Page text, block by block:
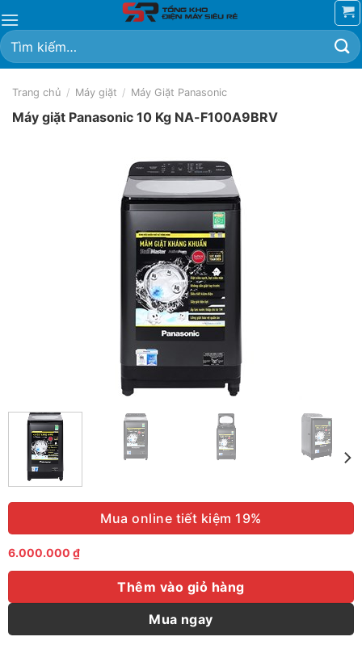
đến
nội
dung
Tìm
kiếm:
Trang chủ / Máy giặt / Máy Giặt Panasonic
Máy giặt Panasonic 10 Kg NA-F100A9BRV
Mua online tiết kiệm 19%
6.000.000 ₫
Thêm vào giỏ hàng
Mua ngay